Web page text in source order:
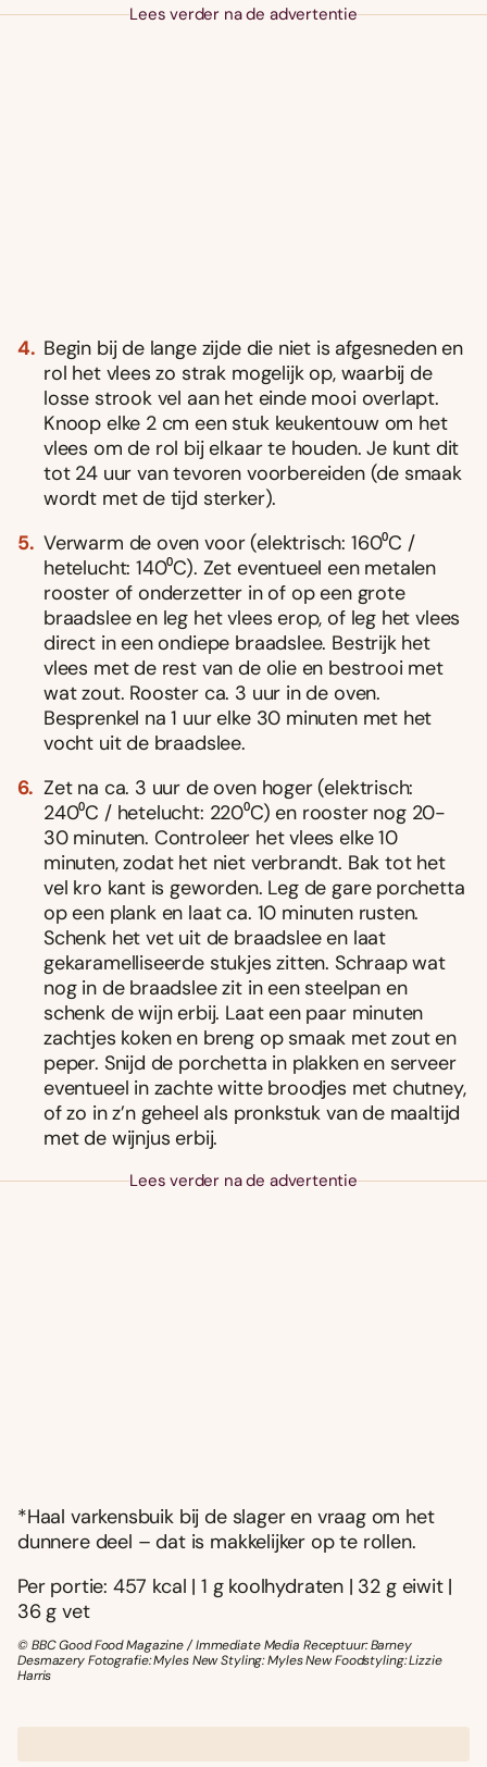
Lees verder na de advertentie
Begin bij de lange zijde die niet is afgesneden en
rol het vlees zo strak mogelijk op, waarbij de
losse strook vel aan het einde mooi overlapt.
Knoop elke 2 cm een stuk keukentouw om het
vlees om de rol bij elkaar te houden. Je kunt dit
tot 24 uur van tevoren voorbereiden (de smaak
wordt met de tijd sterker).
Verwarm de oven voor (elektrisch: 160⁰C /
hetelucht: 140⁰C). Zet eventueel een metalen
rooster of onderzetter in of op een grote
braadslee en leg het vlees erop, of leg het vlees
direct in een ondiepe braadslee. Bestrijk het
vlees met de rest van de olie en bestrooi met
wat zout. Rooster ca. 3 uur in de oven.
Besprenkel na 1 uur elke 30 minuten met het
vocht uit de braadslee.
Zet na ca. 3 uur de oven hoger (elektrisch:
240⁰C / hetelucht: 220⁰C) en rooster nog 20-
30 minuten. Controleer het vlees elke 10
minuten, zodat het niet verbrandt. Bak tot het
vel kro kant is geworden. Leg de gare porchetta
op een plank en laat ca. 10 minuten rusten.
Schenk het vet uit de braadslee en laat
gekaramelliseerde stukjes zitten. Schraap wat
nog in de braadslee zit in een steelpan en
schenk de wijn erbij. Laat een paar minuten
zachtjes koken en breng op smaak met zout en
peper. Snijd de porchetta in plakken en serveer
eventueel in zachte witte broodjes met chutney,
of zo in z’n geheel als pronkstuk van de maaltijd
met de wijnjus erbij.
Lees verder na de advertentie
*Haal varkensbuik bij de slager en vraag om het
dunnere deel – dat is makkelijker op te rollen.
Per portie: 457 kcal | 1 g koolhydraten | 32 g eiwit |
36 g vet
© BBC Good Food Magazine / Immediate Media Receptuur: Barney
Desmazery Fotografie: Myles New Styling: Myles New Foodstyling: Lizzie
Harris